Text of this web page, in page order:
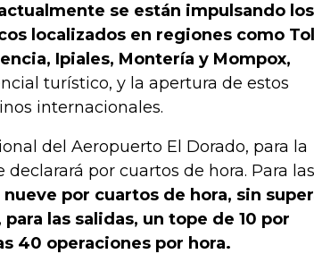
se están impulsando los
localizados en regiones como
Ipiales, Montería y Mompox,
turístico, y la apertura de estos
internacionales.
del Aeropuerto El Dorado, para la
por cuartos de hora. Para las
por cuartos de hora, sin
las salidas, un tope de 10 por
40 operaciones por hora.